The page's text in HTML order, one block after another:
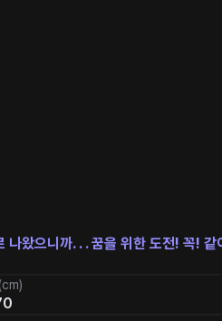
왔으니까. . . 꿈을 위한 도전! 꼭!